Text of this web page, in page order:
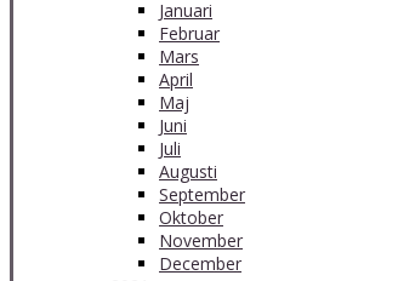
Januari
Februar
Mars
April
Maj
Juni
Juli
Augusti
September
Oktober
November
December